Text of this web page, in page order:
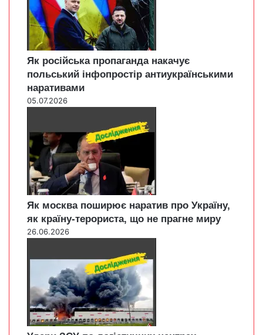
Як російська пропаганда накачує
польський інфопростір антиукраїнськими
наративами
05.07.2026
Як москва поширює наратив про Україну,
як країну-терориста, що не прагне миру
26.06.2026